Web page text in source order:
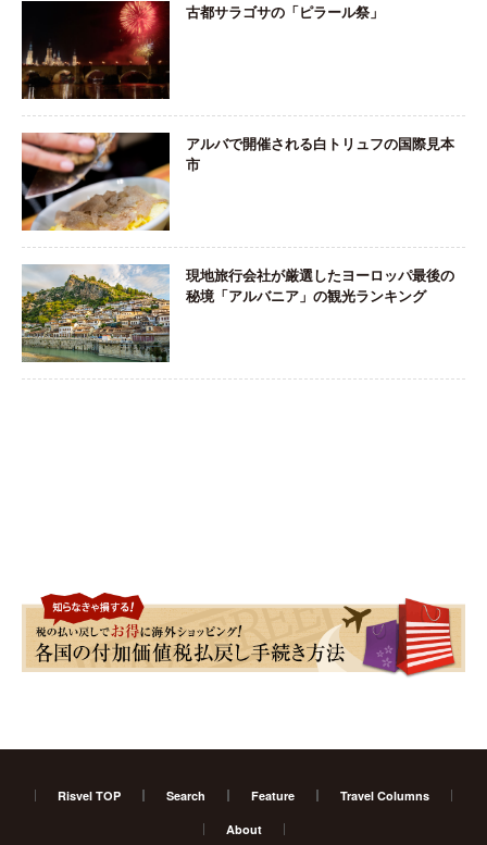
古都サラゴサの「ピラール祭」
アルバで開催される白トリュフの国際見本
市
現地旅行会社が厳選したヨーロッパ最後の
秘境「アルバニア」の観光ランキング
Risvel TOP Search Feature Travel Columns
About